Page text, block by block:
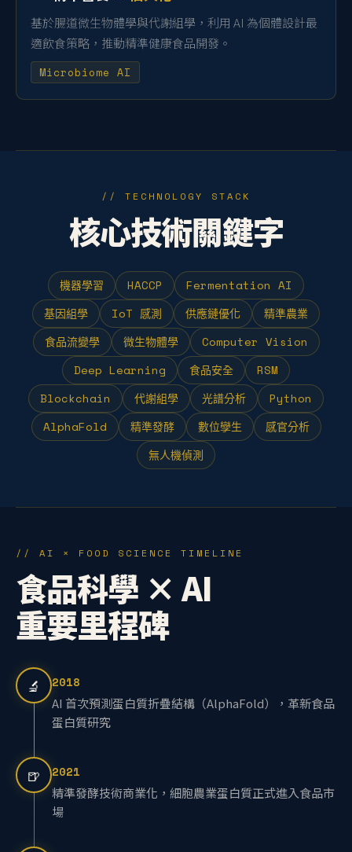
基於腸道微生物體學與代謝組學，利用 AI 為個體設計最
適飲食策略，推動精準健康食品開發。
Microbiome AI
// TECHNOLOGY STACK
核心技術關鍵字
機器學習 HACCP
Fermentation AI
基因組學
IoT 感測 供應鏈優化
精準農業
食品流變學
微生物體學
Computer Vision
Deep Learning
食品安全
RSM
Blockchain
代謝組學 光譜分析
Python
AlphaFold
精準發酵 數位孿生
感官分析
無人機偵測
// AI × FOOD SCIENCE TIMELINE
食品科學 × AI
重要里程碑
🔬
2018
AI 首次預測蛋白質折疊結構（AlphaFold），革新食品
蛋白質研究
🍺
2021
精準發酵技術商業化，細胞農業蛋白質正式進入食品市
場